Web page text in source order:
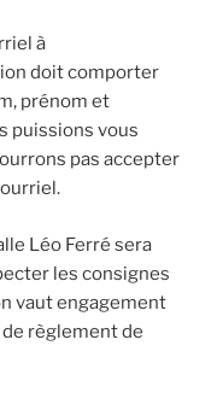
à
doit comporter
prénom et
puissions vous
pas accepter
Léo Ferré sera
les consignes
vaut engagement
règlement de